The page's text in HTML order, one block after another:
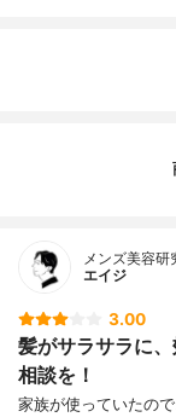
メンズ美容研
エイジ
3.00
髪がサラサラに
相談を！
家族が使っていたの